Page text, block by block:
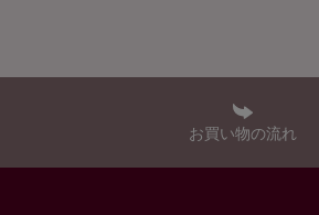
お買い物の流れ